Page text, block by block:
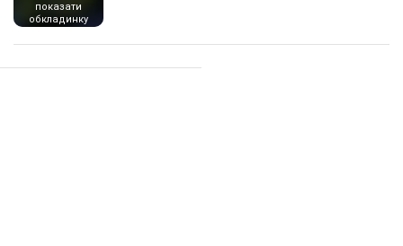
показати
обкладинку